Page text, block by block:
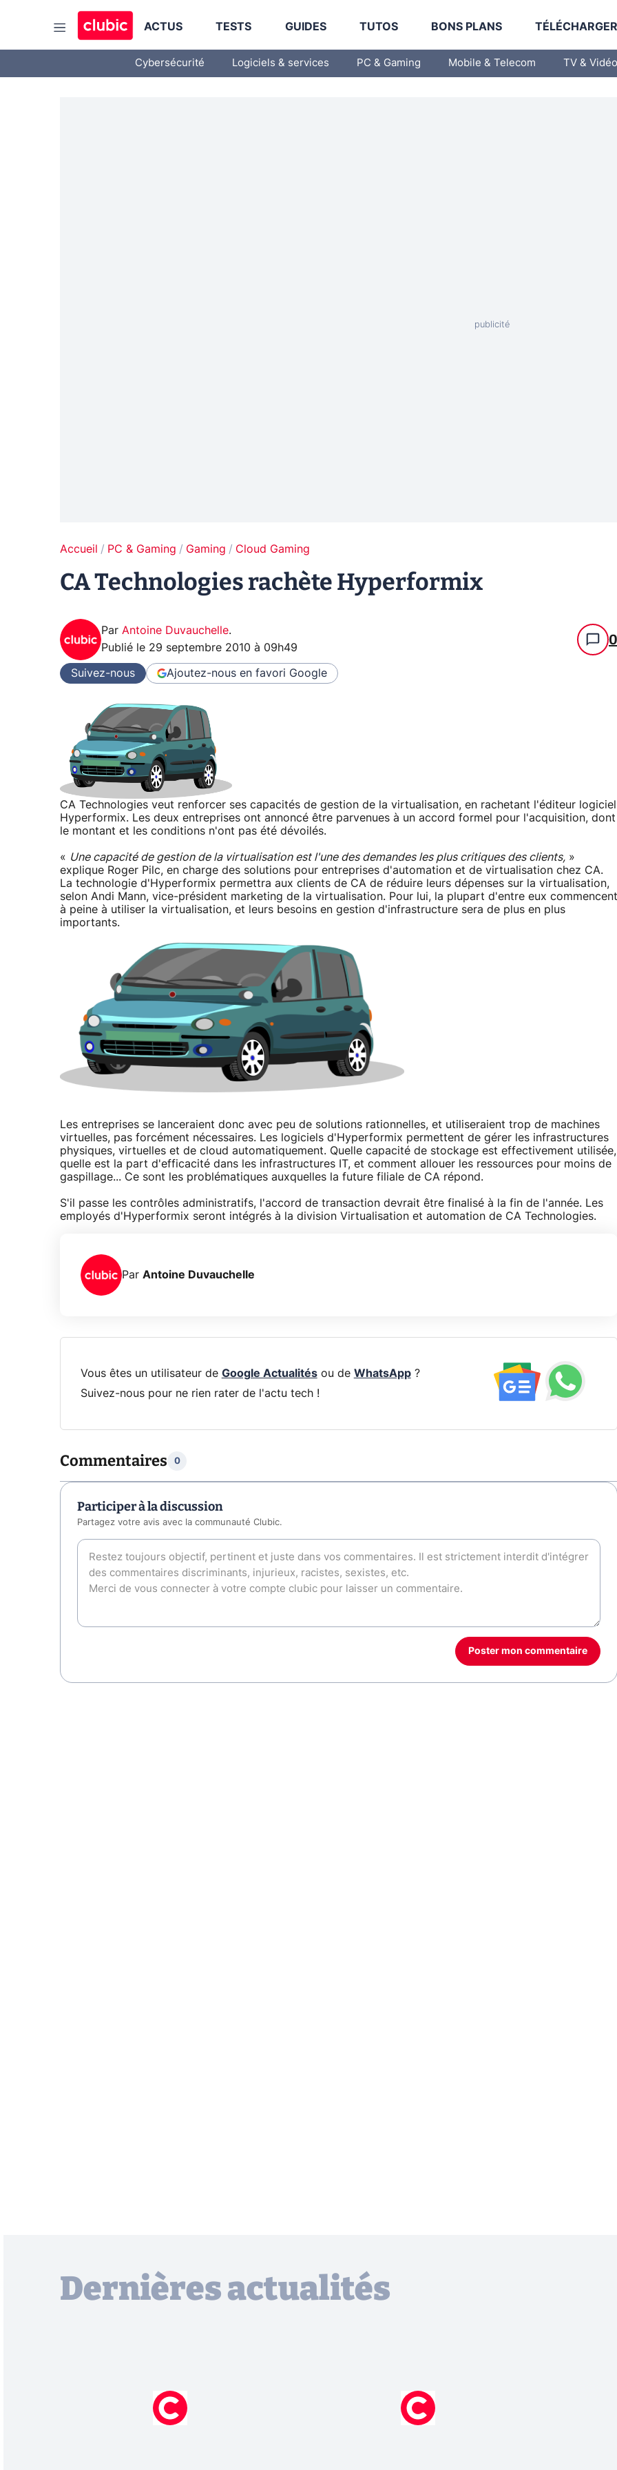
ACTUS TESTS GUIDES TUTOS BONS PLANS
Cybersécurité Logiciels & services PC & Gaming Mobile & Telecom TV & Vidéo
Accueil PC & Gaming Gaming Cloud Gaming
CA Technologies rachète Hyperformix
Par Antoine Duvauchelle.
Publié le 29 septembre 2010 à 09h49 0
Suivez-nous Ajoutez-nous en favori Google
CA Technologies veut renforcer ses capacités de gestion de la virtualisation, en rachetant l'éditeur logiciel
Hyperformix. Les deux entreprises ont annoncé être parvenues à un accord formel pour l'acquisition, dont
le montant et les conditions n'ont pas été dévoilés.
« Une capacité de gestion de la virtualisation est l'une des demandes les plus critiques des clients, »
explique Roger Pilc, en charge des solutions pour entreprises d'automation et de virtualisation chez CA.
La technologie d'Hyperformix permettra aux clients de CA de réduire leurs dépenses sur la virtualisation,
selon Andi Mann, vice-président marketing de la virtualisation. Pour lui, la plupart d'entre eux commencent
à peine à utiliser la virtualisation, et leurs besoins en gestion d'infrastructure sera de plus en plus
importants.
Les entreprises se lanceraient donc avec peu de solutions rationnelles, et utiliseraient trop de machines
virtuelles, pas forcément nécessaires. Les logiciels d'Hyperformix permettent de gérer les infrastructures
physiques, virtuelles et de cloud automatiquement. Quelle capacité de stockage est effectivement utilisée,
quelle est la part d'efficacité dans les infrastructures IT, et comment allouer les ressources pour moins de
gaspillage... Ce sont les problématiques auxquelles la future filiale de CA répond.
S'il passe les contrôles administratifs, l'accord de transaction devrait être finalisé à la fin de l'année. Les
employés d'Hyperformix seront intégrés à la division Virtualisation et automation de CA Technologies.
Par Antoine Duvauchelle
Vous êtes un utilisateur de Google Actualitésou de WhatsApp?
Suivez-nous pour ne rien rater de l'actu tech !
Commentaires 0
Participer à la discussion
Partagez votre avis avec la communauté Clubic.
Poster mon commentaire
Dernières actualités